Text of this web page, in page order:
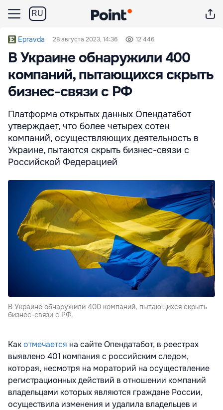
RU
Epravda 28 августа 2023, 14:36 12 446
В Украине обнаружили 400
компаний, пытающихся скрыть
бизнес-связи с РФ
Платформа открытых данных Опендатабот
утверждает, что более четырех сотен
компаний, осуществляющих деятельность в
Украине, пытаются скрыть бизнес-связи с
Российской Федерацией
В Украине обнаружили 400 компаний, пытающихся скрыть
бизнес-связи с РФ.
Какотмечается на сайте Опендатабот, в реестрах
выявлено 401 компания с российским следом,
которая, несмотря на мораторий на осуществление
регистрационных действий в отношении компаний
владельцами которых являются граждане России,
осуществила изменения и удалила владельцев и